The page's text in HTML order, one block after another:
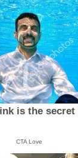
is the
CTA Love